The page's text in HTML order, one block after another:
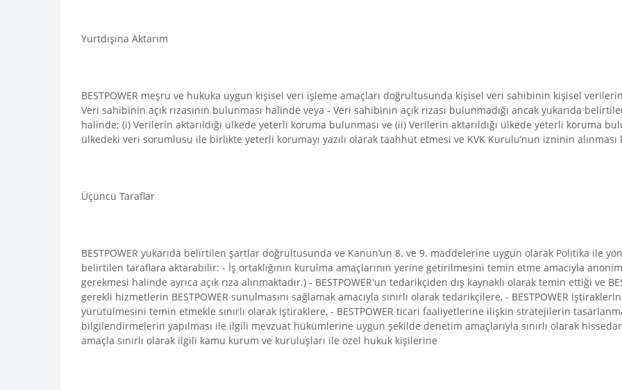
Yurtdışına Aktarım
BESTPOWER meşru ve hukuka uygun kişisel veri işleme amaçları doğrultusunda kişisel veri sahibinin kişisel
Veri sahibinin açık rızasının bulunması halinde veya - Veri sahibinin açık rızası bulunmadığı ancak yukarıda
halinde; (i) Verilerin aktarıldığı ülkede yeterli koruma bulunması ve (ii) Verilerin aktarıldığı ülkede yeterli koruma
ülkedeki veri sorumlusu ile birlikte yeterli korumayı yazılı olarak taahhüt etmesi ve KVK Kurulu’nun izninin alınması
Üçüncü Taraflar
BESTPOWER yukarıda belirtilen şartlar doğrultusunda ve Kanun’un 8. ve 9. maddelerine uygun olarak Politika ile
belirtilen taraflara aktarabilir: - İş ortaklığının kurulma amaçlarının yerine getirilmesini temin etme amacıyla
gerekmesi halinde ayrıca açık rıza alınmaktadır.) - BESTPOWER'un tedarikçiden dış kaynaklı olarak temin ettiği ve
gerekli hizmetlerin BESTPOWER sunulmasını sağlamak amacıyla sınırlı olarak tedarikçilere, - BESTPOWER
yürütülmesini temin etmekle sınırlı olarak iştiraklere, - BESTPOWER ticari faaliyetlerine ilişkin stratejilerin
bilgilendirmelerin yapılması ile ilgili mevzuat hükümlerine uygun şekilde denetim amaçlarıyla sınırlı olarak
amaçla sınırlı olarak ilgili kamu kurum ve kuruluşları ile özel hukuk kişilerine